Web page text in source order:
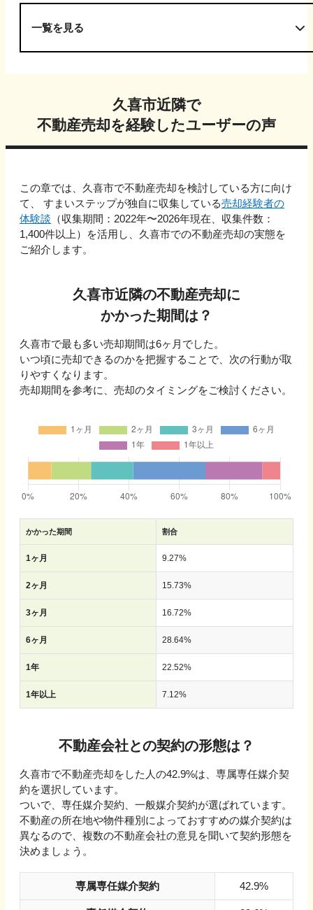
一覧を見る
久喜市近隣で
不動産売却を経験したユーザーの声
この章では、 久喜市で不動産売却を検討している方に向け
て、 すまいステップが独自に収集している売却経験者の
体験談 （収集期間：2022年〜2026年現在、収集件数：
1,400件以上）を活用し、 久喜市での不動産売却の実態を
ご紹介します。
久喜市近隣の不動産売却に
かかった期間は？
久喜市で最も多い売却期間は6ヶ月 でした。
いつ頃に売却できるのかを把握することで、次の行動が取
りやすくなります。
売却期間を参考に、売却のタイミングをご検討ください。
かかった期間 割合
1ヶ月 9.27%
2ヶ月 15.73%
3ヶ月 16.72%
6ヶ月 28.64%
1年 22.52%
1年以上 7.12%
不動産会社との契約の形態は？
久喜市で不動産売却をした人の42.9%は、専属専任媒介契
約を選択しています。
ついで、専任媒介契約、一般媒介契約が選ばれています。
不動産の所在地や物件種別によっておすすめの媒介契約は
異なるので、複数の不動産会社の意見を聞いて契約形態を
決めましょう。
専属専任媒介契約 42.9%